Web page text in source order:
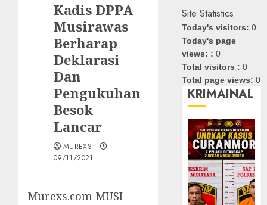
Kadis DPPA
Musirawas
Berharap
Deklarasi
Dan
Pengukuhan
Besok
Lancar
MUREXS
09/11/2021
Murexs.com MUSI
Site Statistics
Today's visitors:0
Today's page
views: :0
Total visitors :0
Total page views:0
KRIMAINAL